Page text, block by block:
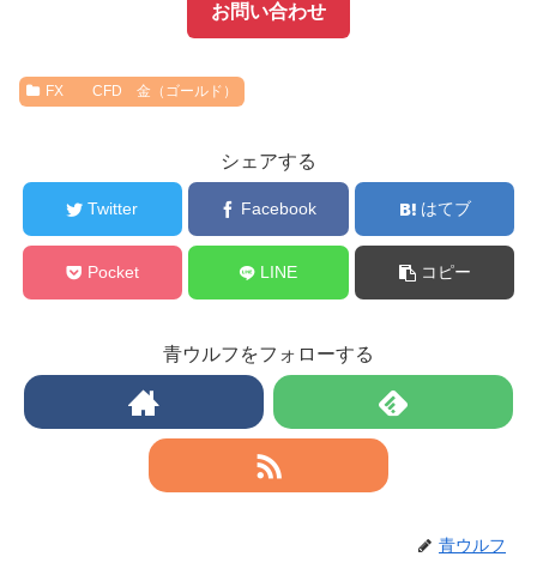
お問い合わせ
FX CFD 金（ゴールド）
シェアする
Twitter Facebook はてブ
Pocket LINE コピー
青ウルフをフォローする
青ウルフ